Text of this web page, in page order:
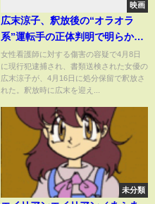
映画
広末涼子、釈放後の“オラオラ
系”運転手の正体判明で明らかに
なった「金銭的な困窮」「マネ
ジメント体制の不安」
女性看護師に対する傷害の容疑で4月8日
に現行犯逮捕され、書類送検された女優の
広末涼子が、4月16日に処分保留で釈放さ
れた。釈放時に広末を迎え...
未分類